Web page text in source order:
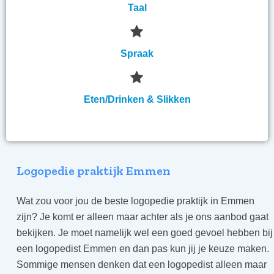
Taal
Spraak
Eten/Drinken & Slikken
Logopedie praktijk Emmen
Wat zou voor jou de beste logopedie praktijk in Emmen
zijn? Je komt er alleen maar achter als je ons aanbod gaat
bekijken. Je moet namelijk wel een goed gevoel hebben bij
een logopedist Emmen en dan pas kun jij je keuze maken.
Sommige mensen denken dat een logopedist alleen maar